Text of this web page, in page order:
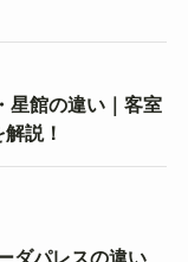
星館の違い｜客室
説！